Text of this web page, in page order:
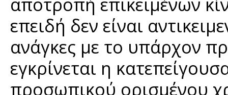
επειδή δεν είναι
ανάγκες με το υπάρχον
εγκρίνεται η
προσωπικού ορισμένου